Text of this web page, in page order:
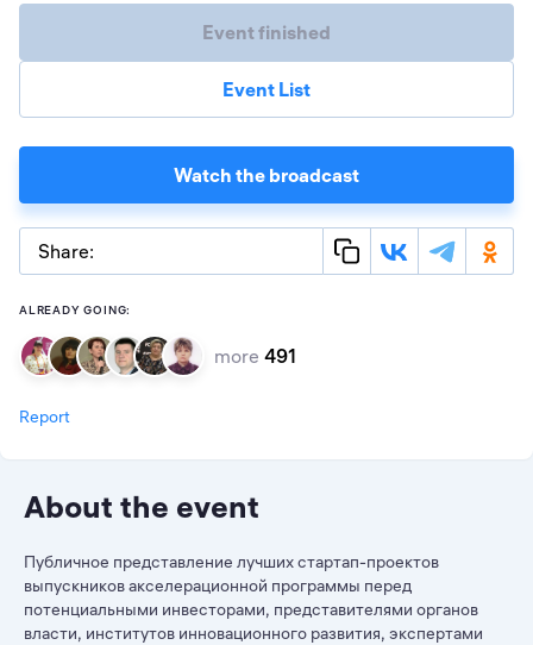
Event finished
Event List
Watch the broadcast
Share:
ALREADY GOING:
more 491
Report
About the event
Публичное представление лучших стартап-проектов
выпускников акселерационной программы перед
потенциальными инвесторами, представителями органов
власти, институтов инновационного развития, экспертами